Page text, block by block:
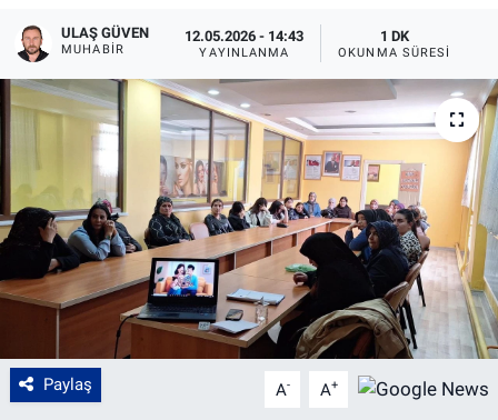
ULAŞ GÜVEN
MUHABIR
12.05.2026 - 14:43
YAYINLANMA
1 DK
OKUNMA SÜRESI
Paylaş A- A+